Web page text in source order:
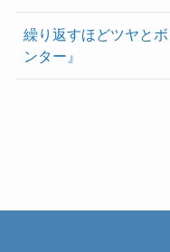
繰り返すほどツヤと
ンター』